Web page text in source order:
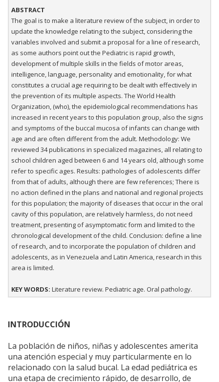
ABSTRACT
The goal is to make a literature review of the subject, in order to
update the knowledge relating to the subject, considering the
variables involved and submit a proposal for a line of research,
as some authors point out the Pediatric is rapid growth,
development of multiple skills in the fields of motor areas,
intelligence, language, personality and emotionality, for what
constitutes a crucial age requiring to be dealt with effectively in
the prevention of its multiple aspects. The World Health
Organization, (who), the epidemiological recommendations has
increased in recent years to this population group, also the signs
and symptoms of the buccal mucosa of infants can change with
age and are often different from the adult. Methodology: We
reviewed 34 publications in specialized magazines, all relating to
school children aged between 6 and 14 years old, although some
refer to specific ages. Results: pathologies of adolescents differ
from that of adults, although there are few references; There is
no action defined in the plans and national and regional projects
for this population; the majority of diseases that occur in the oral
cavity of this population, are relatively harmless, do not need
treatment, presenting of asymptomatic form and limited to the
chronological development of the child. Conclusion: define a line
of research, and to incorporate the population of children and
adolescents, as in Venezuela and Latin America, research in this
area is limited.
KEY WORDS: Literature review. Pediatric age. Oral pathology.
INTRODUCCIÓN
La población de niños, niñas y adolescentes amerita
una atención especial y muy particularmente en lo
relacionado con la salud bucal. La edad pediátrica es
una etapa de crecimiento rápido, de desarrollo, de